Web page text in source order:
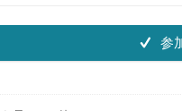
参